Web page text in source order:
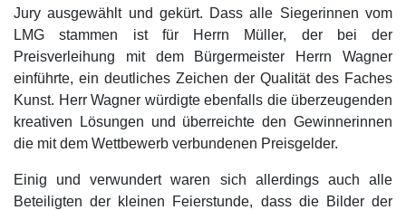
Jury ausgewählt und gekürt. Dass alle Siegerinnen vom
LMG stammen ist für Herrn Müller, der bei der
Preisverleihung mit dem Bürgermeister Herrn Wagner
einführte, ein deutliches Zeichen der Qualität des Faches
Kunst. Herr Wagner würdigte ebenfalls die überzeugenden
kreativen Lösungen und überreichte den Gewinnerinnen
die mit dem Wettbewerb verbundenen Preisgelder.
Einig und verwundert waren sich allerdings auch alle
Beteiligten der kleinen Feierstunde, dass die Bilder der